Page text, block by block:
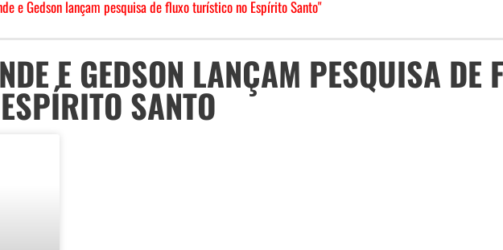
e Gedson lançam pesquisa de fluxo turístico no Espírito Santo"
E GEDSON LANÇAM PESQUISA DE
SANTO